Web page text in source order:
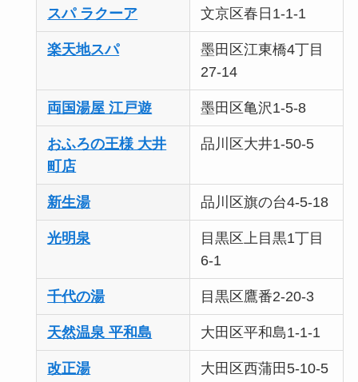
スパ ラクーア 文京区春日1-1-1
楽天地スパ
墨田区江東橋4丁目
27-14
両国湯屋 江戸遊 墨田区亀沢1-5-8
おふろの王様 大井
町店
品川区大井1-50-5
新生湯 品川区旗の台4-5-18
光明泉
目黒区上目黒1丁目
6-1
千代の湯 目黒区鷹番2-20-3
天然温泉 平和島 大田区平和島1-1-1
改正湯 大田区西蒲田5-10-5